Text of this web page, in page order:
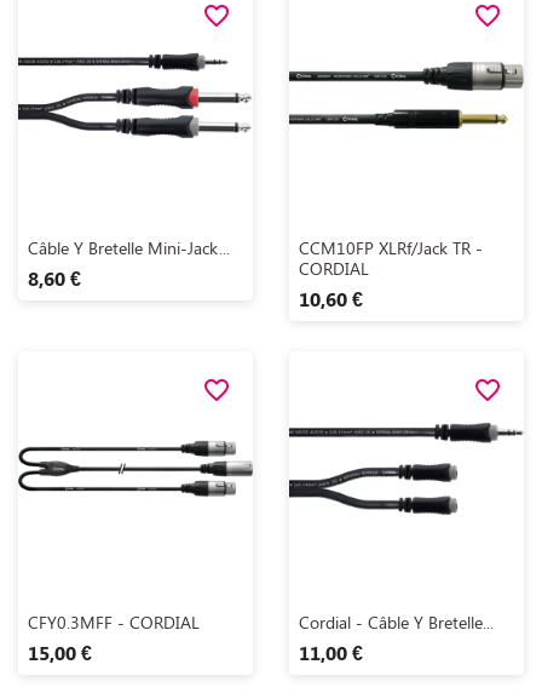
 Aperçu rapide
Câble Y Bretelle Mini-Jack...
8,60 €
favorite_border
Aperçu rapide
CCM10FP XLRf/Jack TR -
CORDIAL
10,60 €
favorite_border
Aperçu rapide
CFY0.3MFF - CORDIAL
15,00 €
favorite_border
 Aperçu rapide
Cordial - Câble Y Bretelle...
11,00 €
favorite_border